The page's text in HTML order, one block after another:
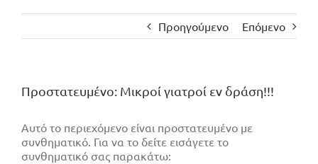
Προηγούμενο Επόμενο
Πρoστατευμένο: Μικροί γιατροί εν δράση!!!
Αυτό το περιεχόμενο είναι προστατευμένο με
συνθηματικό. Για να το δείτε εισάγετε το
συνθηματικό σας παρακάτω: